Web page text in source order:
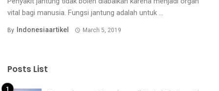
vital bagi manusia. Fungsi jantung adalah untuk ...
By Indonesiaartikel March 5, 2019
Posts List